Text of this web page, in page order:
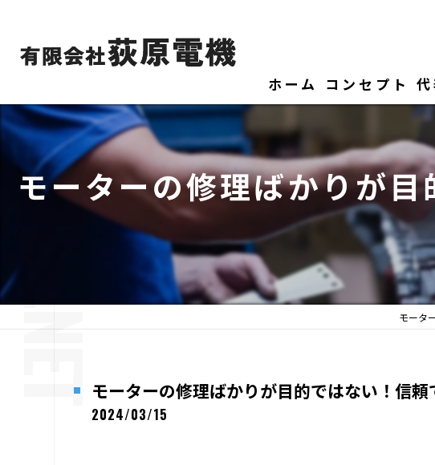
ホーム コンセプト
モーターの修理ばかりが
モータ
モーターの修理ばかりが目的ではない！信
2024/03/15